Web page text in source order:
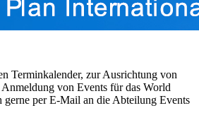
Terminkalender, zur Ausrichtung von
von Events für das World
gerne per E-Mail an die Abteilung Events